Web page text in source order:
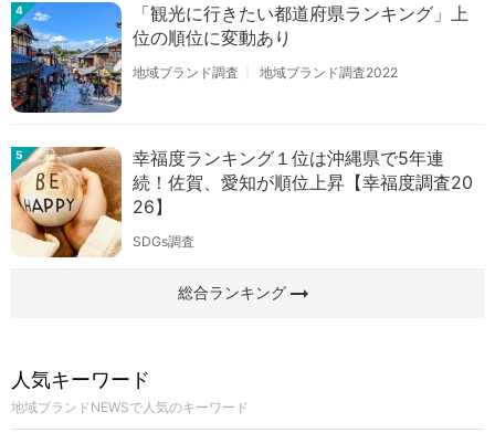
4
「観光に行きたい都道府県ランキング」上
位の順位に変動あり
地域ブランド調査 地域ブランド調査2022
5
幸福度ランキング１位は沖縄県で5年連
続！佐賀、愛知が順位上昇【幸福度調査20
26】
SDGs調査
総合ランキングarrow_right_alt
人気キーワード
地域ブランドNEWSで人気のキーワード